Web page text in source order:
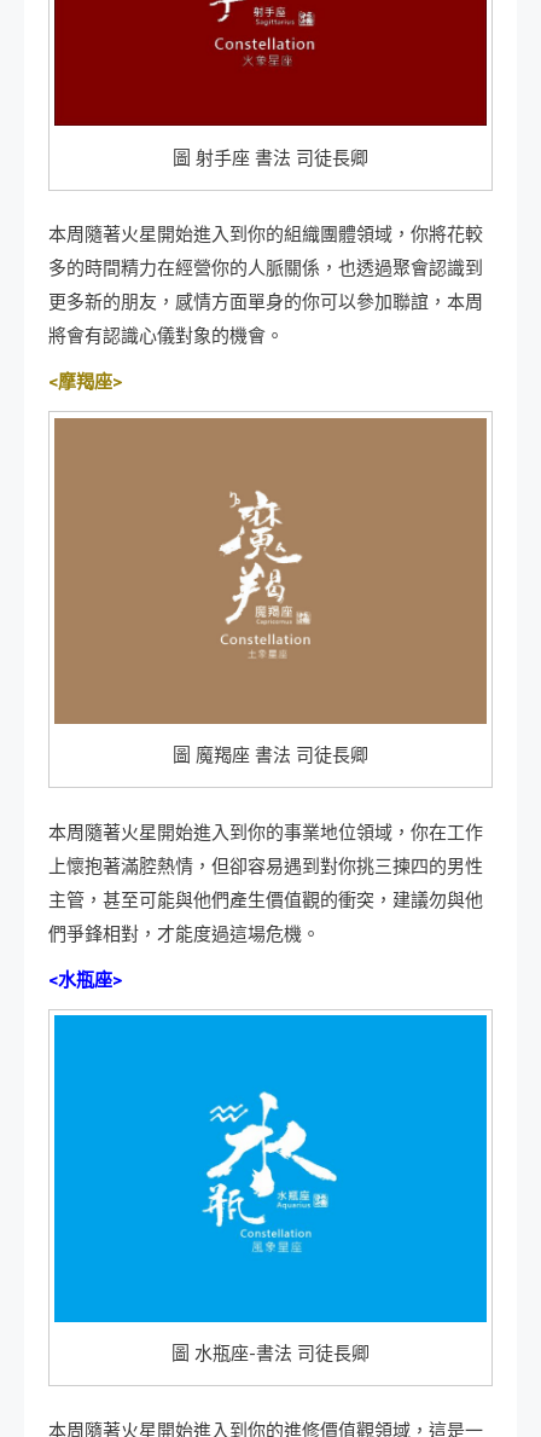
圖 射手座 書法 司徒長卿
本周隨著火星開始進入到你的組織團體領域，你將花較
多的時間精力在經營你的人脈關係，也透過聚會認識到
更多新的朋友，感情方面單身的你可以參加聯誼，本周
將會有認識心儀對象的機會。
<摩羯座>
圖 魔羯座 書法 司徒長卿
本周隨著火星開始進入到你的事業地位領域，你在工作
上懷抱著滿腔熱情，但卻容易遇到對你挑三揀四的男性
主管，甚至可能與他們產生價值觀的衝突，建議勿與他
們爭鋒相對，才能度過這場危機。
<水瓶座>
圖 水瓶座-書法 司徒長卿
本周隨著火星開始進入到你的進修價值觀領域，這是一